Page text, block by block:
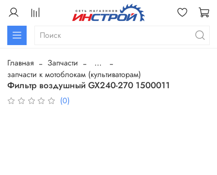
Главная Запчасти
...
запчасти к мотоблокам (культиваторам)
Фильтр воздушный GX240-270 1500011
(0)